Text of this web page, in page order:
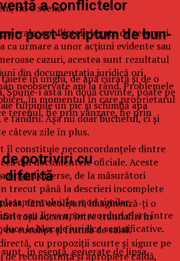
nu o scenă.
post-scriptum de bun-
în unghi, de apă curată și de o
Spune-i asta în două cuvinte, poate pe
tulpinile un pic și schimbă apa
e tandru. Așa nu doar buchetul, ci și
câteva zile în plus.
potriviri cu
diferită
fără ocolișuri, imaginează-ți o
roșii accent, între trandafiri în
cu eucalipt și frunză de salal.
cu propoziții scurte și sigure pe
de recunoștință și apropiere caldă,
a conflictelor
conflictele legate de terenuri
ca urmare a unor acțiuni evidente sau
cazuri, acestea sunt rezultatul
din documentația juridică ori
neobservate ani la rând. Problemele
în momentul în care proprietarul
terenul, fie prin vânzare, fie prin
îl constituie neconcordanțele dintre
din documentele oficiale. Aceste
origini diverse, de la măsurători
trecut până la descrieri incomplete
În mod similar,
sau lipsa unor acorduri clare între
la blocaje juridice semnificative.
în esență, generate de lipsa